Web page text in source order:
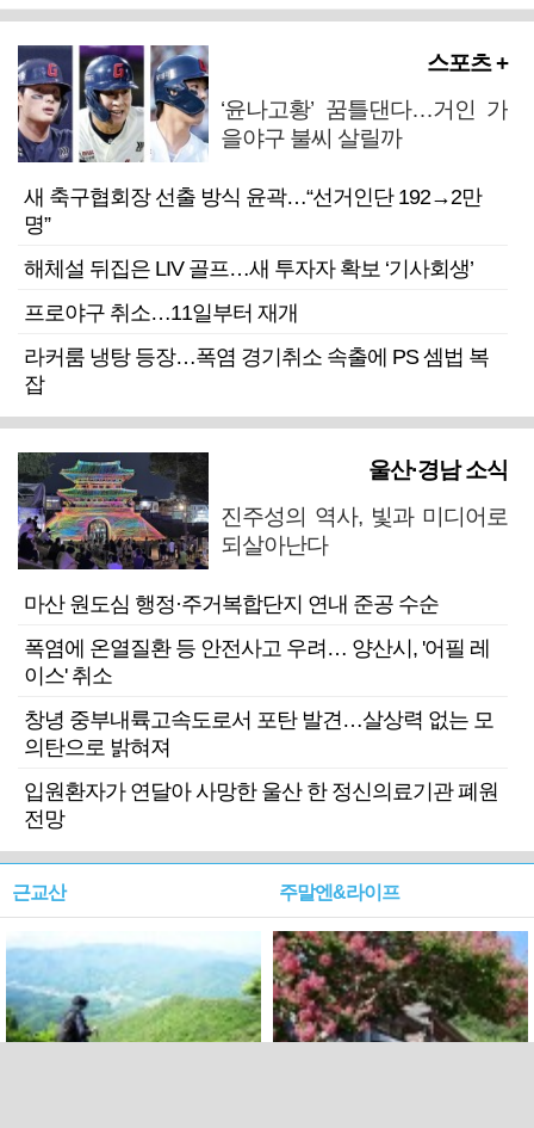
스포츠 +
‘윤나고황’ 꿈틀댄다…거인 가
을야구 불씨 살릴까
새 축구협회장 선출 방식 윤곽…“선거인단 192→2만
명”
해체설 뒤집은 LIV 골프…새 투자자 확보 ‘기사회생’
프로야구 취소…11일부터 재개
라커룸 냉탕 등장…폭염 경기취소 속출에 PS 셈법 복
잡
울산·경남 소식
진주성의 역사, 빛과 미디어로
되살아난다
마산 원도심 행정·주거복합단지 연내 준공 수순
폭염에 온열질환 등 안전사고 우려… 양산시, '어필 레
이스' 취소
창녕 중부내륙고속도로서 포탄 발견…살상력 없는 모
의탄으로 밝혀져
입원환자가 연달아 사망한 울산 한 정신의료기관 폐원
전망
근교산 주말엔&라이프